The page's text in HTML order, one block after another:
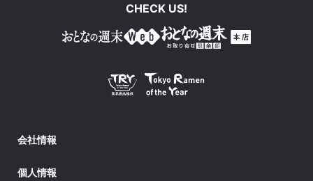
CHECK US!
会社情報
個人情報